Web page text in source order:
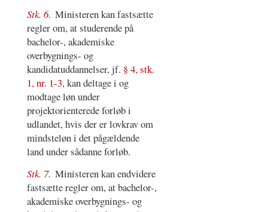
Stk. 6. Ministeren kan fastsætte
regler om, at studerende på
bachelor-, akademiske
overbygnings- og
kandidatuddannelser, jf. § 4, stk.
1, nr. 1-3, kan deltage i og
modtage løn under
projektorienterede forløb i
udlandet, hvis der er lovkrav om
mindsteløn i det pågældende
land under sådanne forløb.
Stk. 7. Ministeren kan endvidere
fastsætte regler om, at bachelor-,
akademiske overbygnings- og